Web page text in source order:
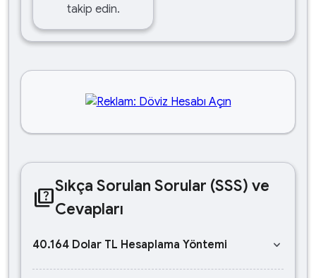
takip edin.
quizSıkça Sorulan Sorular (SSS) ve
Cevapları
40.164 Dolar TL Hesaplama Yöntemi keyboard_arrow_down